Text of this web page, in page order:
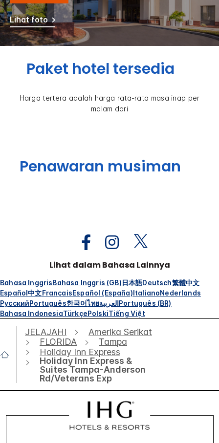
Lihat foto
Paket hotel tersedia
Harga tertera adalah harga rata-rata masa inap per
malam dari
Penawaran musiman
Lihat dalam Bahasa Lainnya
Bahasa InggrisBahasa Inggris (GB)日本語Deutsch繁體中文
Español中文FrançaisEspañol (España)ItalianoNederlands
РусскийPortuguês한국어ไทยالعربيةPortuguês (BR)
Bahasa IndonesiaTürkçePolskiTiếng Việt
JELAJAHI
Amerika Serikat
FLORIDA
Tampa
Holiday Inn Express
Holiday Inn Express &
Suites Tampa-Anderson
Rd/Veterans Exp